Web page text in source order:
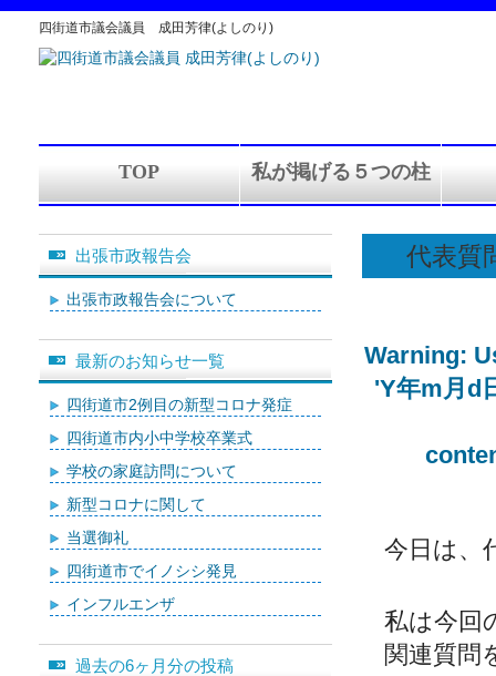
四街道市議会議員 成田芳律(よしのり)
TOP 私が掲げる５つの柱
代表質
Warning:
'Y年m月d
今日は、
私は今回
関連質問
出張市政報告会
出張市政報告会について
最新のお知らせ一覧
四街道市2例目の新型コロナ発症
四街道市内小中学校卒業式
学校の家庭訪問について
新型コロナに関して
当選御礼
四街道市でイノシシ発見
インフルエンザ
過去の6ヶ月分の投稿